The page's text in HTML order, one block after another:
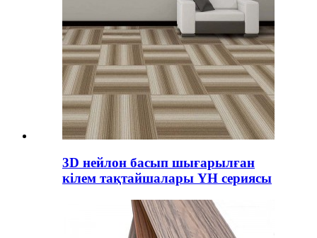
3D нейлон басып шығарылған
кілем тақтайшалары YH сериясы